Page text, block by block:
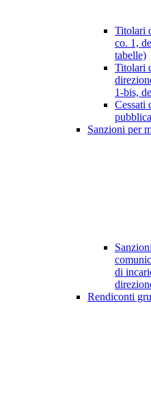
Titolari
co. 1,
tabelle)
Titolari
1-bis,
Cessati
Sanzioni per
di
Rendiconti